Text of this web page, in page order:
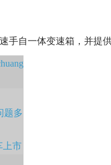
自一体变速箱，并提
题多
上市